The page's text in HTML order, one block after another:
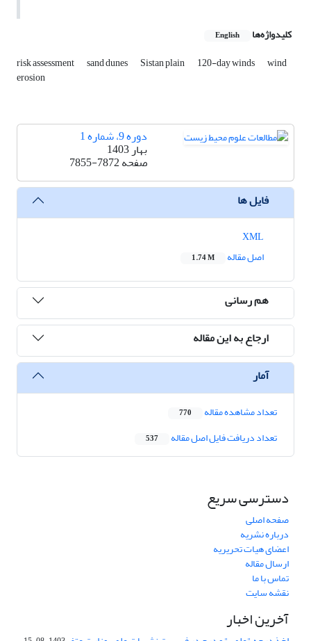
کلیدواژه‌ها English
risk assessment sand dunes Sistan plain 120-day winds wind
erosion
دوره 9، شماره 1
بهار 1403
صفحه7855-7872
فایل ها
اصل مقاله
1.74 M
هم رسانی
ارجاع به این مقاله
آمار
تعداد مشاهده مقاله 770
تعداد دریافت فایل اصل مقاله 537
دسترسی سریع
صفحه اصلی
درباره نشریه
اعضای هیات تحریریه
ارسال مقاله
تماس با ما
نقشه سایت
آخرین اخبار